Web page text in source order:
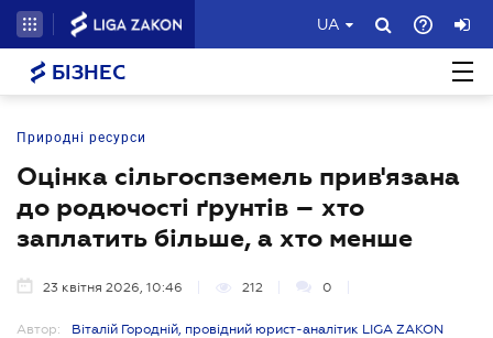
UA
БІЗНЕС
Природні ресурси
Оцінка сільгоспземель прив'язана
до родючості ґрунтів – хто
заплатить більше, а хто менше
23 квітня 2026, 10:46 212 0
Автор: Віталій Городній, провідний юрист-аналітик LIGA ZAKON